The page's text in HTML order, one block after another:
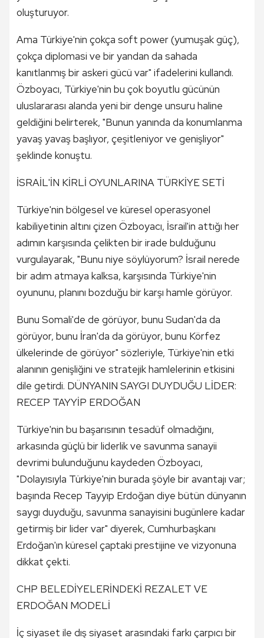
oluşturuyor.
Ama Türkiye'nin çokça soft power (yumuşak güç),
çokça diplomasi ve bir yandan da sahada
kanıtlanmış bir askeri gücü var" ifadelerini kullandı.
Özboyacı, Türkiye'nin bu çok boyutlu gücünün
uluslararası alanda yeni bir denge unsuru haline
geldiğini belirterek, "Bunun yanında da konumlanma
yavaş yavaş başlıyor, çeşitleniyor ve genişliyor"
şeklinde konuştu.
İSRAİL'İN KİRLİ OYUNLARINA TÜRKİYE SETİ
Türkiye'nin bölgesel ve küresel operasyonel
kabiliyetinin altını çizen Özboyacı, İsrail'in attığı her
adımın karşısında çelikten bir irade bulduğunu
vurgulayarak, "Bunu niye söylüyorum? İsrail nerede
bir adım atmaya kalksa, karşısında Türkiye'nin
oyununu, planını bozduğu bir karşı hamle görüyor.
Bunu Somali'de de görüyor, bunu Sudan'da da
görüyor, bunu İran'da da görüyor, bunu Körfez
ülkelerinde de görüyor" sözleriyle, Türkiye'nin etki
alanının genişliğini ve stratejik hamlelerinin etkisini
dile getirdi. DÜNYANIN SAYGI DUYDUĞU LİDER:
RECEP TAYYİP ERDOĞAN
Türkiye'nin bu başarısının tesadüf olmadığını,
arkasında güçlü bir liderlik ve savunma sanayii
devrimi bulunduğunu kaydeden Özboyacı,
"Dolayısıyla Türkiye'nin burada şöyle bir avantajı var;
başında Recep Tayyip Erdoğan diye bütün dünyanın
saygı duyduğu, savunma sanayisini bugünlere kadar
getirmiş bir lider var" diyerek, Cumhurbaşkanı
Erdoğan'ın küresel çaptaki prestijine ve vizyonuna
dikkat çekti.
CHP BELEDİYELERİNDEKİ REZALET VE
ERDOĞAN MODELİ
İç siyaset ile dış siyaset arasındaki farkı çarpıcı bir